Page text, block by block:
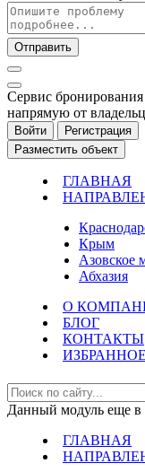
Отправить
Cервис
напрямую от
Войти
Регистрация
Разместить объект
ГЛАВНАЯ
Крым
Азовское
Абхазия
О
БЛОГ
КОНТАКТЫ
ИЗБРАННОЕ
Данный модуль еще в
ГЛАВНАЯ